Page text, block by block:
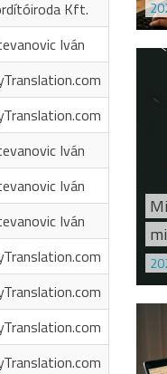
Kft.
Iván
Iván
Iván
Iván